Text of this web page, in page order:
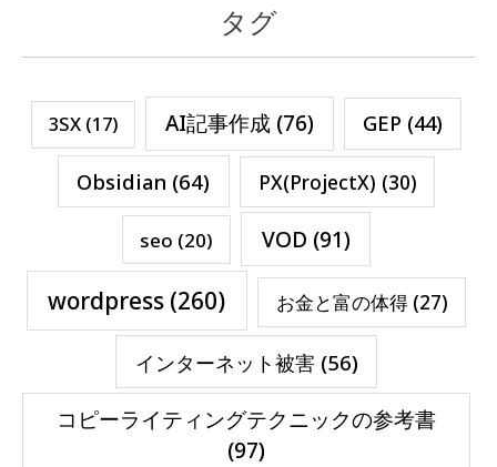
タグ
3SX(17) AI記事作成(76) GEP (44)
Obsidian (64) PX(ProjectX) (30)
seo (20) VOD (91)
wordpress (260) お金と富の体得(27)
インターネット被害(56)
コピーライティングテクニックの参考書
(97)